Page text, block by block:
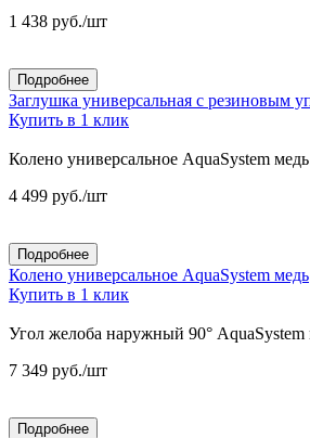
1 438 руб./шт
Подробнее
Заглушка универсальная с резиновым
Купить в 1 клик
Колено универсальное AquaSystem медь
4 499 руб./шт
Подробнее
Колено универсальное AquaSystem медь
Купить в 1 клик
Угол желоба наружный 90° AquaSystem
7 349 руб./шт
Подробнее